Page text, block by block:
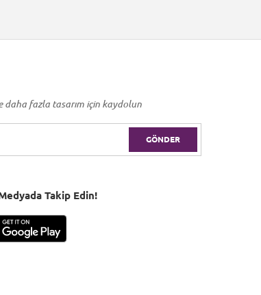
daha fazla tasarım için kaydolun
GÖNDER
Takip Edin!